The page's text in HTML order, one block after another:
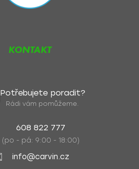
KONTAKT
Potřebujete poradit?
Rádi vám pomůžeme.
608 822 777
(po - pá: 9:00 - 18:00)
info@carvin.cz